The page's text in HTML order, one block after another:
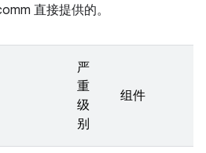
直接提供的。
严
重
级
别
组件